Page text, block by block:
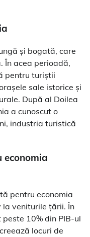
și bogată, care
În acea perioadă,
pentru turiștii
sale istorice și
După al Doilea
a cunoscut o
industria turistică
pentru economia
la veniturile țării. În
10% din PIB-ul
locuri de